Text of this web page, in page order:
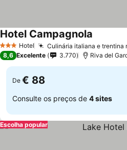
3 EstrelasHotel Culinária italiana e trentina
Hotel Campagnola
8,6 Excelente 3.770 Riva del
De € 88
Consulte os preços de 4 sites
Escolha popular